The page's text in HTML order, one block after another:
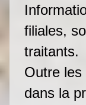
filiales,
traitants.
Outre les
dans la